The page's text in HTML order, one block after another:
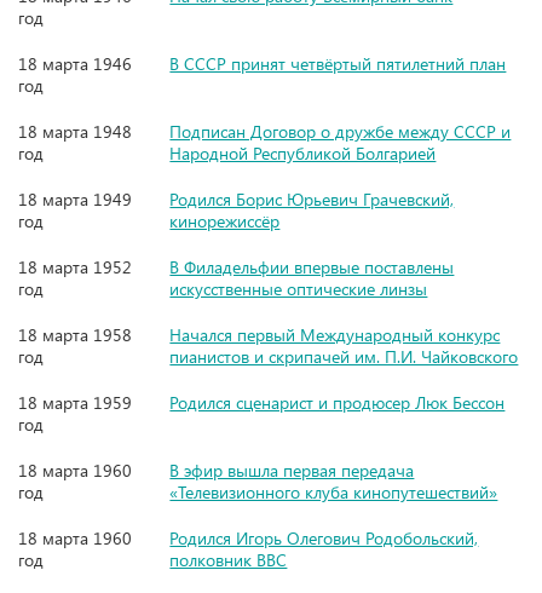
год
18 марта 1946
год
В СССР принят четвёртый пятилетний план
18 марта 1948
год
Подписан Договор о дружбе между СССР и
Народной Республикой Болгарией
18 марта 1949
год
Родился Борис Юрьевич Грачевский,
кинорежиссёр
18 марта 1952
год
В Филадельфии впервые поставлены
искусственные оптические линзы
18 марта 1958
год
Начался первый Международный конкурс
пианистов и скрипачей им. П.И. Чайковского
18 марта 1959
год
Родился сценарист и продюсер Люк Бессон
18 марта 1960
год
В эфир вышла первая передача
«Телевизионного клуба кинопутешествий»
18 марта 1960
год
Родился Игорь Олегович Родобольский,
полковник ВВС